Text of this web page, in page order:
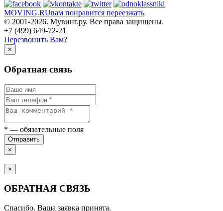
MOVING.RUвам понравится переезжать
© 2001-2026. Мувинг.ру. Все права защищены.
+7 (499) 649-72-21
Перезвонить Вам?
×
Обратная связь
* — обязательные поля
Отправить
×
×
ОБРАТНАЯ СВЯЗЬ
Спасибо. Ваша заявка принята.